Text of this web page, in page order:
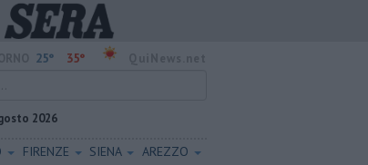
25° 35°
2026
FIRENZE SIENA AREZZO